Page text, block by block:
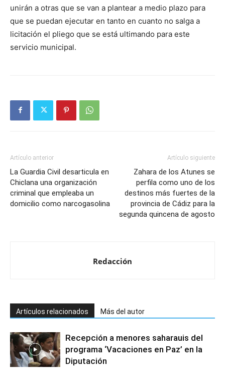
unirán a otras que se van a plantear a medio plazo para
que se puedan ejecutar en tanto en cuanto no salga a
licitación el pliego que se está ultimando para este
servicio municipal.
Artículo anterior
La Guardia Civil desarticula en
Chiclana una organización
criminal que empleaba un
domicilio como narcogasolina
Artículo siguiente
Zahara de los Atunes se
perfila como uno de los
destinos más fuertes de la
provincia de Cádiz para la
segunda quincena de agosto
Redacción
Artículos relacionados Más del autor
Recepción a menores saharauis del
programa ‘Vacaciones en Paz’ en la
Diputación